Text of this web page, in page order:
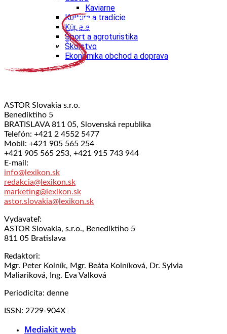
Kaviarne
Kultúra a tradície
Kúpele
Šport a agroturistika
Školstvo
Ekonomika obchod a doprava
ASTOR Slovakia s.r.o.
Benediktiho 5
BRATISLAVA 811 05, Slovenská republika
Telefón: +421 2 4552 5477
Mobil: +421 905 565 254
+421 905 565 253, +421 915 743 944
E-mail:
info@lexikon.sk
redakcia@lexikon.sk
marketing@lexikon.sk
astor.slovakia@lexikon.sk
Vydavateľ:
ASTOR Slovakia, s.r.o., Benediktiho 5
811 05 Bratislava
Redaktori:
Mgr. Peter Kolník, Mgr. Beáta Kolníková, Dr. Sylvia
Maliariková, Ing. Eva Valková
Periodicita: denne
ISSN: 2729-904X
Mediakit web